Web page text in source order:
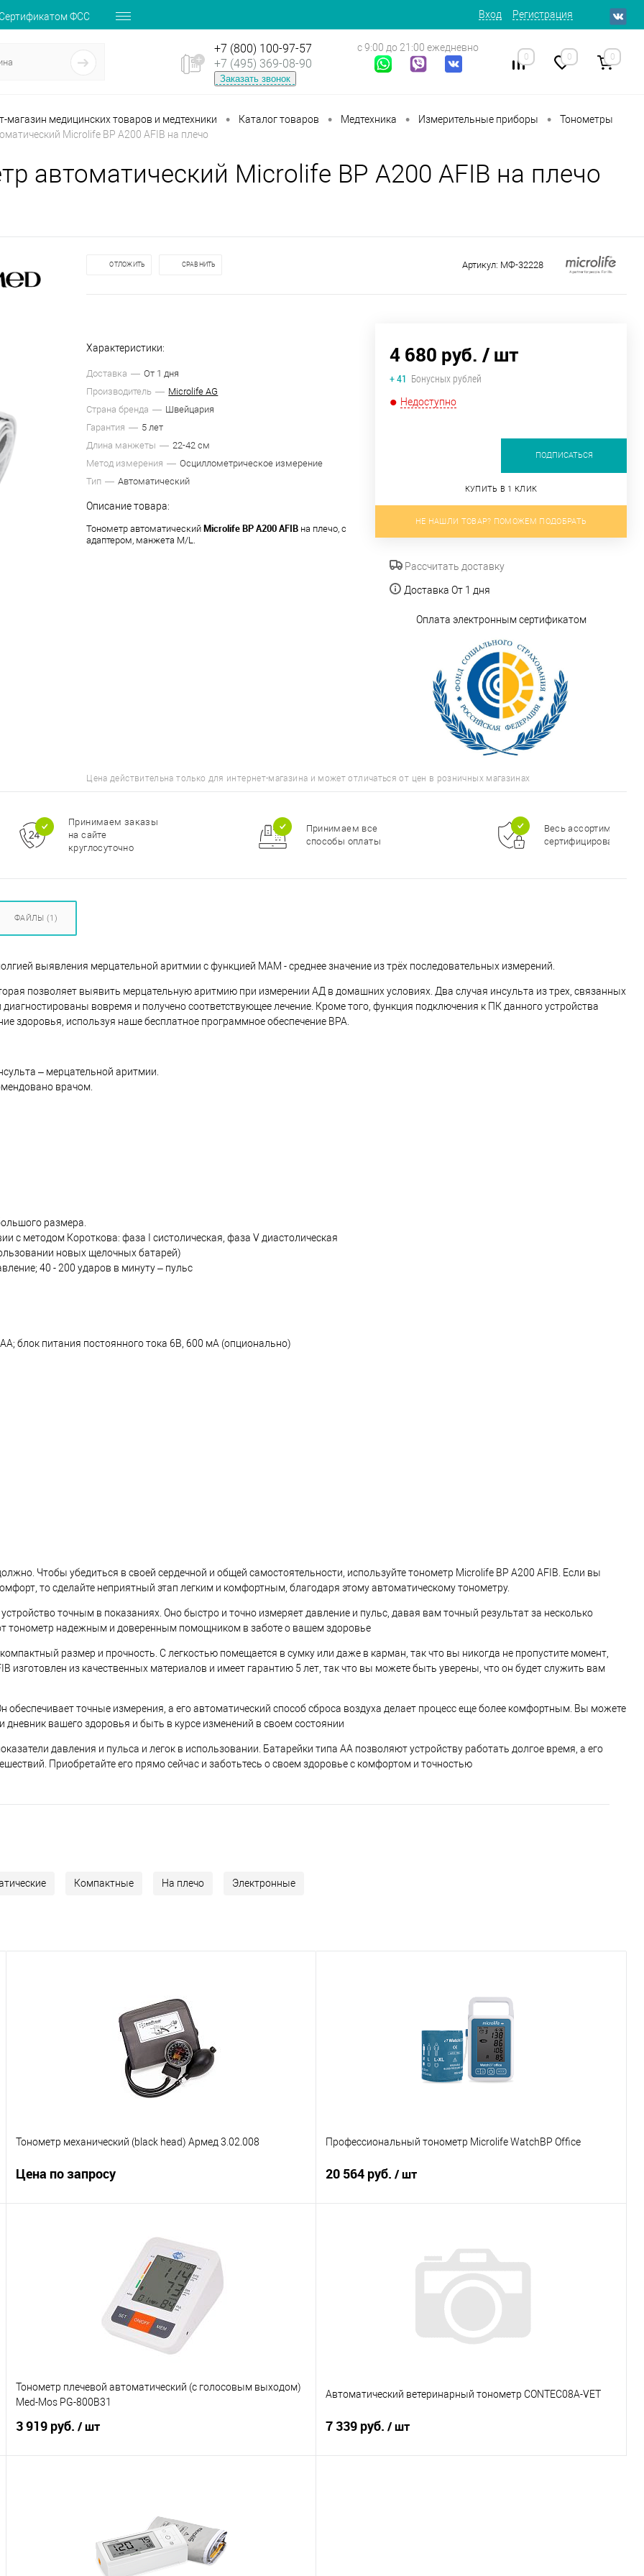
ФСС Вход Регистрация
+7 (800) 100-97-57
+7 (495) 369-08-90
Заказать звонок
с 9:00 до 21:00 ежедневно
0 0 0
магазин медицинских товаров и медтехники • Каталог товаров • Медтехника • Измерительные приборы • Тонометры
Microlife BP A200 AFIB на плечо
автоматический Microlife BP A200 AFIB на плечо
ОТЛОЖИТЬ СРАВНИТЬ Артикул: МФ-32228
Характеристики:
Доставка
От 1 дня
Производитель
Microlife AG
Страна бренда
Швейцария
Гарантия
5 лет
Длина манжеты
22-42 см
Метод измерения
Осциллометрическое измерение
Тип
Автоматический
Описание товара:
Тонометр автоматический Microlife BP A200 AFIB на плечо, с
адаптером, манжета M/L.
4 680 руб. / шт
+ 41 Бонусных рублей
Недоступно
ПОДПИСАТЬСЯ
КУПИТЬ В 1 КЛИК
НЕ НАШЛИ ТОВАР? ПОМОЖЕМ ПОДОБРАТЬ
Рассчитать доставку
Доставка От 1 дня
Оплата электронным сертификатом
Цена действительна только для интернет-магазина и может отличаться от цен в розничных магазинах
Принимаем заказы
на сайте
круглосуточно
Принимаем все
способы оплаты
Весь ассортимент
сертифицирован
ФАЙЛЫ (1)
выявления мерцательной аритмии с функцией MAM - среднее значение из трёх последовательных измерений.
позволяет выявить мерцательную аритмию при измерении АД в домашних условиях. Два случая инсульта из трех, связанных
вовремя и получено соответствующее лечение. Кроме того, функция подключения к ПК данного устройства
здоровья, используя наше бесплатное программное обеспечение BPA.
– мерцательной аритмии.
врачом.
размера.
с методом Короткова: фаза I систолическая, фаза V диастолическая
новых щелочных батарей)
40 - 200 ударов в минуту – пульс
блок питания постоянного тока 6В, 600 мА (опционально)
Чтобы убедиться в своей сердечной и общей самостоятельности, используйте тонометр Microlife BP A200 AFIB. Если вы
то сделайте неприятный этап легким и комфортным, благодаря этому автоматическому тонометру.
точным в показаниях. Оно быстро и точно измеряет давление и пульс, давая вам точный результат за несколько
тонометр надежным и доверенным помощником в заботе о вашем здоровье
размер и прочность. С легкостью помещается в сумку или даже в карман, так что вы никогда не пропустите момент,
изготовлен из качественных материалов и имеет гарантию 5 лет, так что вы можете быть уверены, что он будет служить вам
точные измерения, а его автоматический способ сброса воздуха делает процесс еще более комфортным. Вы можете
вашего здоровья и быть в курсе изменений в своем состоянии
давления и пульса и легок в использовании. Батарейки типа АА позволяют устройству работать долгое время, а его
Приобретайте его прямо сейчас и заботьтесь о своем здоровье с комфортом и точностью
Компактные На плечо Электронные
Тонометр механический (black head) Армед 3.02.008
Цена по запросу
Запросить цену
Сравнение
Нет в наличии
Характеристики
Профессиональный тонометр Microlife WatchBP Office
20 564 руб. / шт
Тонометр плечевой автоматический (с голосовым выходом)
Med-Mos PG-800B31
3 919 руб. / шт
Сравнение
Нет в наличии
Автоматический ветеринарный тонометр CONTEC08A-VET
7 339 руб. / шт